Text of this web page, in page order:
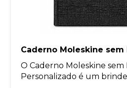
Caderno Moleskine sem
O Caderno Moleskine sem
Personalizado é um